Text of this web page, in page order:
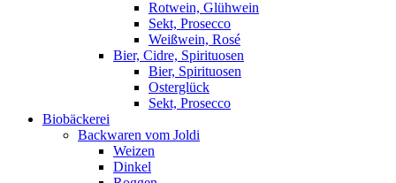
Rotwein, Glühwein
Sekt, Prosecco
Weißwein, Rosé
Bier, Cidre, Spirituosen
Bier, Spirituosen
Osterglück
Sekt, Prosecco
Biobäckerei
Backwaren vom Joldi
Weizen
Dinkel